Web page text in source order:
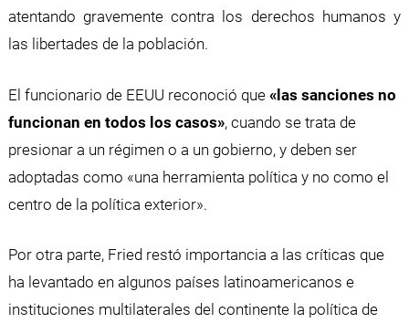
atentando gravemente contra los derechos humanos y
las libertades de la población.
El funcionario de EEUU reconoció que «las sanciones no
funcionan en todos los casos», cuando se trata de
presionar a un régimen o a un gobierno, y deben ser
adoptadas como «una herramienta política y no como el
centro de la política exterior».
Por otra parte, Fried restó importancia a las críticas que
ha levantado en algunos países latinoamericanos e
instituciones multilaterales del continente la política de